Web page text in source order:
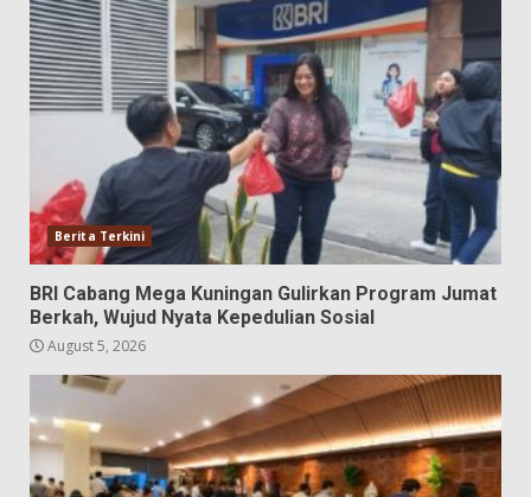
Berita Terkini
BRI Cabang Mega Kuningan Gulirkan Program Jumat
Berkah, Wujud Nyata Kepedulian Sosial
August 5, 2026